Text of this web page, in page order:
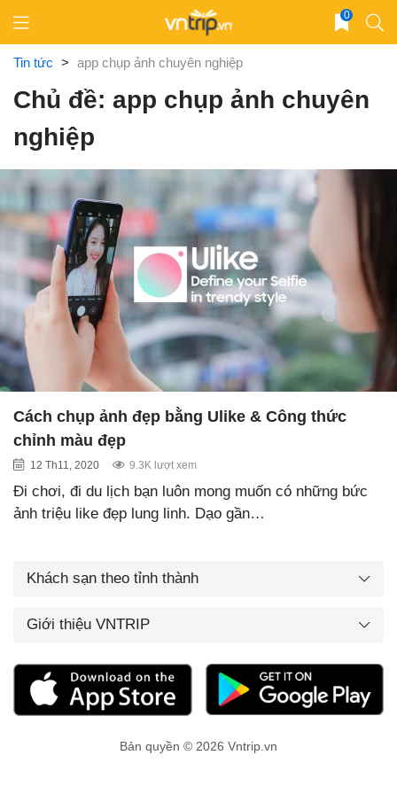
content
0
Tin tức > app chụp ảnh chuyên nghiệp
Chủ đề: app chụp ảnh chuyên
nghiệp
Cách chụp ảnh đẹp bằng Ulike & Công thức
chỉnh màu đẹp
12 Th11, 2020 9.3K lượt xem
Đi chơi, đi du lịch bạn luôn mong muốn có những bức
ảnh triệu like đẹp lung linh. Dạo gần…
Khách sạn theo tỉnh thành
Giới thiệu VNTRIP
Bản quyền © 2026 Vntrip.vn